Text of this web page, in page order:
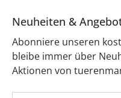
Neuheiten &
Abonniere unseren
bleibe immer über
Aktionen von